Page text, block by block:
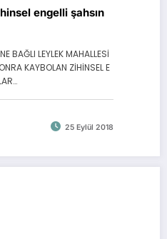
engelli şahsın
BAĞLI LEYLEK MAHALLESİ
KAYBOLAN ZİHİNSEL E
25 Eylül 2018